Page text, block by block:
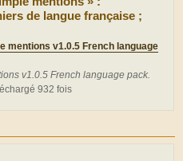
de langue française ;
mentions v1.0.5 French language
v1.0.5 French language pack.
932 fois